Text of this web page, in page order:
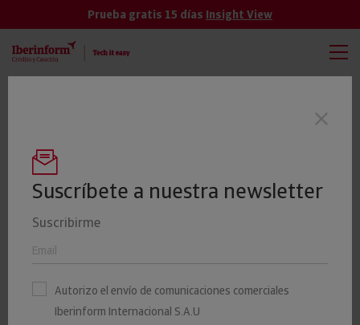
Prueba gratis 15 días Insight View
Últimas noticias
¿Qué es un burofax y cómo
se puede enviar? |
Iberinform
Suscríbete a nuestra newsletter
Suscribirme
Autorizo el envío de comunicaciones comerciales
Iberinform Internacional S.A.U